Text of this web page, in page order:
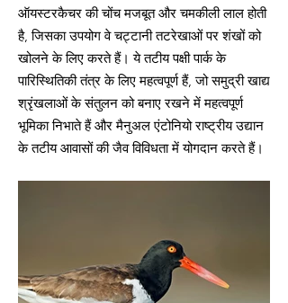
ऑयस्टरकैचर की चोंच मजबूत और चमकीली लाल होती
है, जिसका उपयोग वे चट्टानी तटरेखाओं पर शंखों को
खोलने के लिए करते हैं। ये तटीय पक्षी पार्क के
पारिस्थितिकी तंत्र के लिए महत्वपूर्ण हैं, जो समुद्री खाद्य
श्रृंखलाओं के संतुलन को बनाए रखने में महत्वपूर्ण
भूमिका निभाते हैं और मैनुअल एंटोनियो राष्ट्रीय उद्यान
के तटीय आवासों की जैव विविधता में योगदान करते हैं।